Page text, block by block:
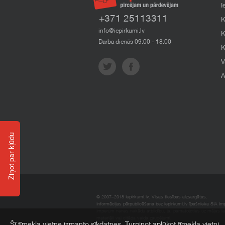
+371 25113311
info@iepirkumi.lv
Darba dienās 09:00 - 18:00
© 2007–2018 Iepirkumi.lv. Visas tiesības aizsargātas.
Informācijas pārpublicēšana bez iepirkumi.lv īpašnieka SIA
Ziņot par kļūdu